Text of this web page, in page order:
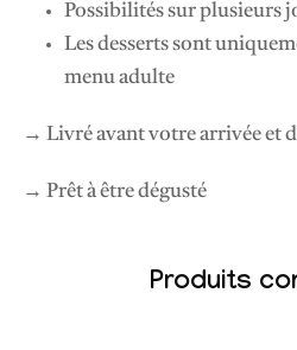
i
o
Possibilités sur plusieurs
Les desserts sont
menu adulte
→ Livré avant votre arrivée et
→ Prêt à être dégusté
Produits